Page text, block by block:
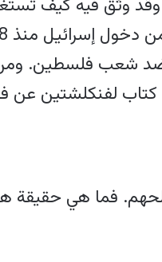
“صناعة الهولوكوست”، وقد وثق فيه
ضد شعب فلسطين.
كتاب لفنكلشتين
فما هي حقيقة